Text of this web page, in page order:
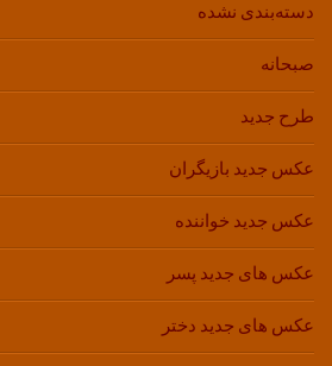
دسته‌بندی نشده
صبحانه
طرح جدید
عکس جدید بازیگران
عکس جدید خواننده
عکس های جدید پسر
عکس های جدید دختر